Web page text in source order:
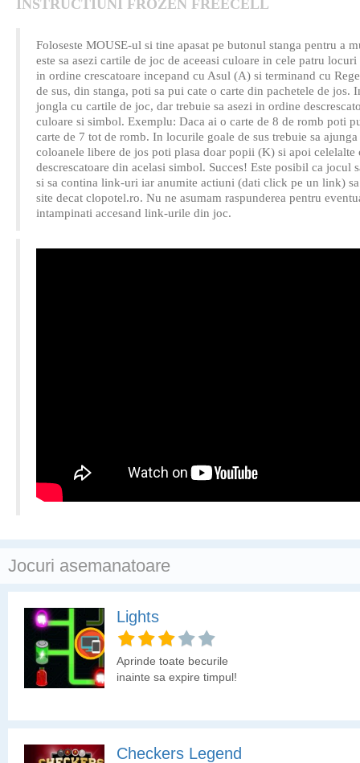
INSTRUCTIUNI FROZEN FREECELL
Foloseste MOUSE-ul si tine apasat pe butonul stanga pentru a
este sa asezi cartile de joc de aceeasi culoare in cele patru
in ordine crescatoare incepand cu Asul (A) si terminand cu
de sus, din stanga, poti sa pui cate o carte din pachetele de jos.
jongla cu cartile de joc, dar trebuie sa asezi in ordine
culoare si simbol. Exemplu: Daca ai o carte de 8 de romb poti
carte de 7 tot de romb. In locurile goale de sus trebuie sa
coloanele libere de jos poti plasa doar popii (K) si apoi celelalte
descrescatoare din acelasi simbol. Succes! Este posibil ca jocul
si sa contina link-uri iar anumite actiuni (dati click pe un link)
site decat clopotel.ro. Nu ne asumam raspunderea pentru
intampinati accesand link-urile din joc.
Jocuri asemanatoare
Lights
Aprinde toate becurile
inainte sa expire timpul!
Checkers Legend